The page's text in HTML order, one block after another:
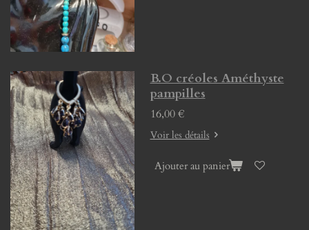
B.O créoles Améthyste
pampilles
16,00 €
Voir les détails
Ajouter au panier